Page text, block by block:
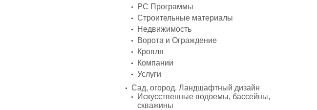
PC Программы
Строительные материалы
Недвижимость
Ворота и Ограждение
Кровля
Компании
Услуги
Сад, огород. Ландшафтный дизайн
Искусственные водоемы, бассейны,
скважины